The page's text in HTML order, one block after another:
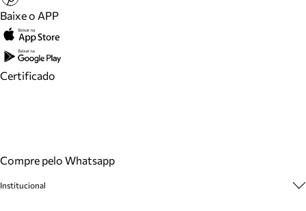
Baixe o APP
Certificado
Compre pelo Whatsapp
Institucional